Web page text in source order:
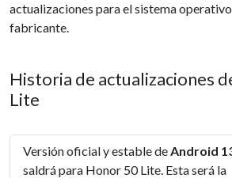
actualizaciones para el sistema
fabricante.
Historia de actualizaciones
Lite
Versión oficial y estable deAndroid
saldrá para Honor 50 Lite. Esta será la